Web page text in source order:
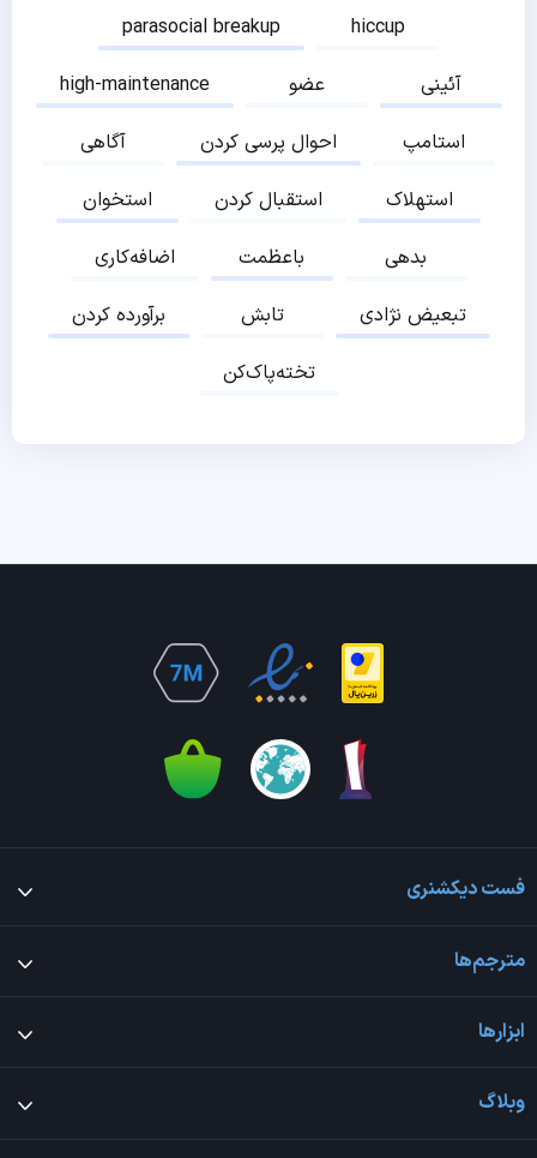
parasocial breakup
hiccup
high-maintenance
عضو
آئینی
آگاهی
احوال پرسی کردن
استامپ
استخوان
استقبال کردن
استهلاک
اضافه‌کاری
باعظمت
بدهی
برآورده کردن
تابش
تبعیض نژادی
تخته‌پاک‌کن
فست دیکشنری
مترجم‌ها
ابزارها
وبلاگ